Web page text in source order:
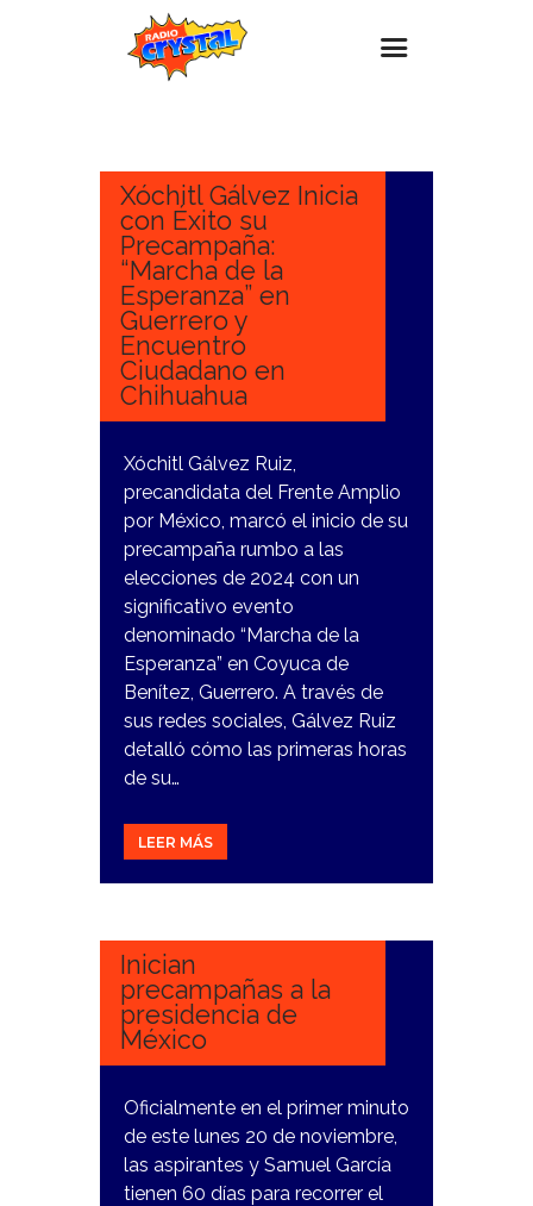
Estaciones
Eventos
Promociones
Noticias
Para ti
Contacto
Xóchitl Gálvez Inicia
con Éxito su
Precampaña:
“Marcha de la
Esperanza” en
Guerrero y
Encuentro
Ciudadano en
Chihuahua
Xóchitl Gálvez Ruiz,
precandidata del Frente Amplio
por México, marcó el inicio de su
precampaña rumbo a las
elecciones de 2024 con un
significativo evento
denominado “Marcha de la
Esperanza” en Coyuca de
Benítez, Guerrero. A través de
sus redes sociales, Gálvez Ruiz
detalló cómo las primeras horas
de su…
LEER MÁS
20
Inician
precampañas a la
presidencia de
México
Oficialmente en el primer minuto
de este lunes 20 de noviembre,
las aspirantes y Samuel García
tienen 60 días para recorrer el